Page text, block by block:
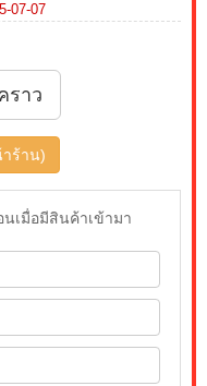
07-07
ราว
ร้าน)
นเมื่อมีสินค้าเข้ามา